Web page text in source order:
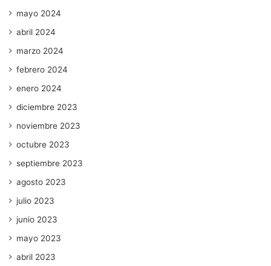
mayo 2024
abril 2024
marzo 2024
febrero 2024
enero 2024
diciembre 2023
noviembre 2023
octubre 2023
septiembre 2023
agosto 2023
julio 2023
junio 2023
mayo 2023
abril 2023